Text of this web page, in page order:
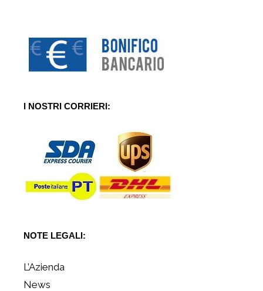
I NOSTRI CORRIERI:
NOTE LEGALI:
L’Azienda
News